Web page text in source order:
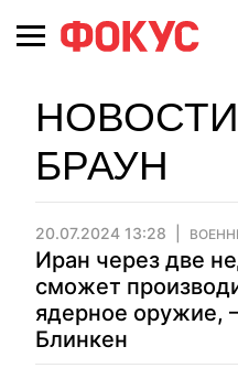
БРАУН
20.07.2024 13:28
Иран через две
сможет
ядерное оружие,
Блинкен